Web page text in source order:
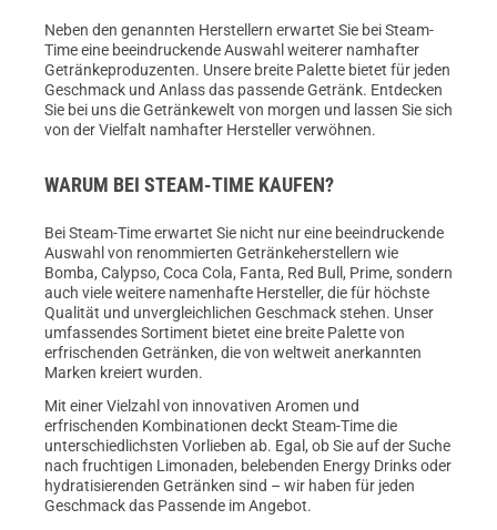
Neben den genannten Herstellern erwartet Sie bei Steam-
Time eine beeindruckende Auswahl weiterer namhafter
Getränkeproduzenten. Unsere breite Palette bietet für jeden
Geschmack und Anlass das passende Getränk. Entdecken
Sie bei uns die Getränkewelt von morgen und lassen Sie sich
von der Vielfalt namhafter Hersteller verwöhnen.
WARUM BEI STEAM-TIME KAUFEN?
Bei Steam-Time erwartet Sie nicht nur eine beeindruckende
Auswahl von renommierten Getränkeherstellern wie
Bomba, Calypso, Coca Cola, Fanta, Red Bull, Prime, sondern
auch viele weitere namenhafte Hersteller, die für höchste
Qualität und unvergleichlichen Geschmack stehen. Unser
umfassendes Sortiment bietet eine breite Palette von
erfrischenden Getränken, die von weltweit anerkannten
Marken kreiert wurden.
Mit einer Vielzahl von innovativen Aromen und
erfrischenden Kombinationen deckt Steam-Time die
unterschiedlichsten Vorlieben ab. Egal, ob Sie auf der Suche
nach fruchtigen Limonaden, belebenden Energy Drinks oder
hydratisierenden Getränken sind – wir haben für jeden
Geschmack das Passende im Angebot.